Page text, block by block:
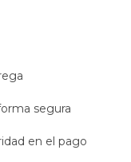
segura
en el pago